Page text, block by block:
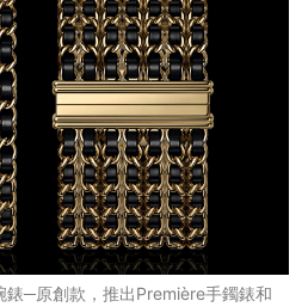
─原創款，推出Première手鐲錶和